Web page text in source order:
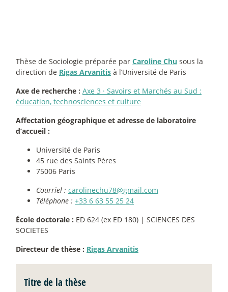
Thèse de Sociologie préparée par Caroline Chu sous la
direction de Rigas Arvanitis à l’Université de Paris
Axe de recherche : Axe 3 · Savoirs et Marchés au Sud :
éducation, technosciences et culture
Affectation géographique et adresse de laboratoire
d’accueil :
Université de Paris
45 rue des Saints Pères
75006 Paris
Courriel : carolinechu78@gmail.com
Téléphone : +33 6 63 55 25 24
École doctorale : ED 624 (ex ED 180) | SCIENCES DES
SOCIETES
Directeur de thèse : Rigas Arvanitis
Titre de la thèse